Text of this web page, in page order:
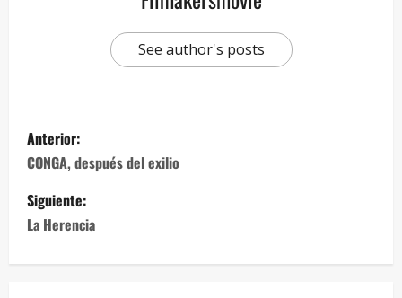
See author's posts
Anterior:
CONGA, después del exilio
Siguiente:
La Herencia